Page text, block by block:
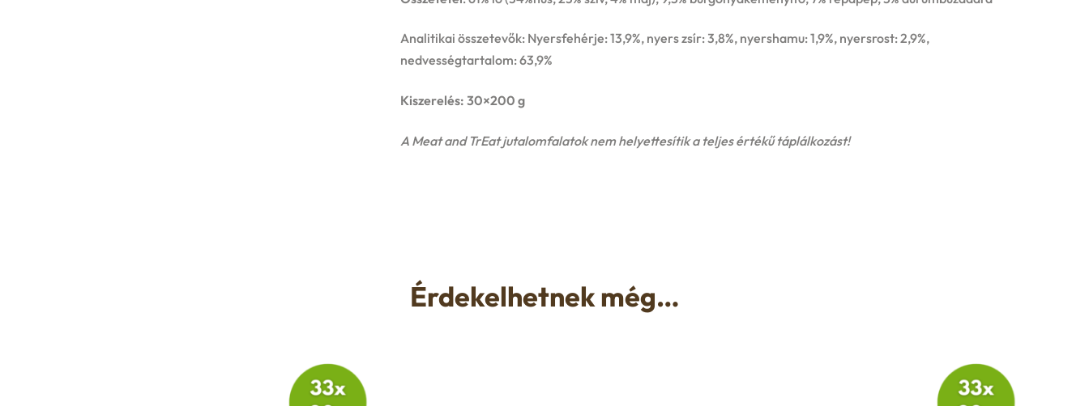
Analitikai összetevők: Nyersfehérje: 13,9%, nyers zsír: 3,8%, nyershamu: 1,9%, nyersrost: 2,9%,
nedvességtartalom: 63,9%
Kiszerelés: 30×200 g
A Meat and TrEat jutalomfalatok nem helyettesítik a teljes értékű táplálkozást!
Érdekelhetnek még…